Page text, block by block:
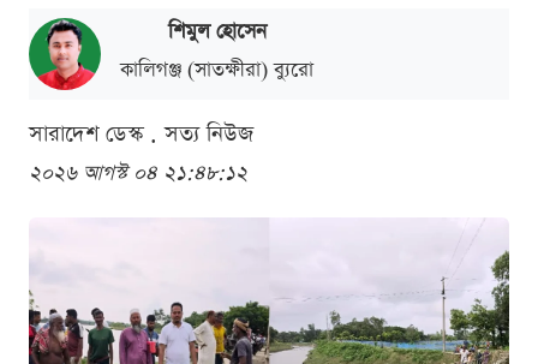
শিমুল হোসেন
কালিগঞ্জ (সাতক্ষীরা) ব্যুরো
সারাদেশ ডেস্ক . সত্য নিউজ
২০২৬ আগস্ট ০৪ ২১:৪৮:১২